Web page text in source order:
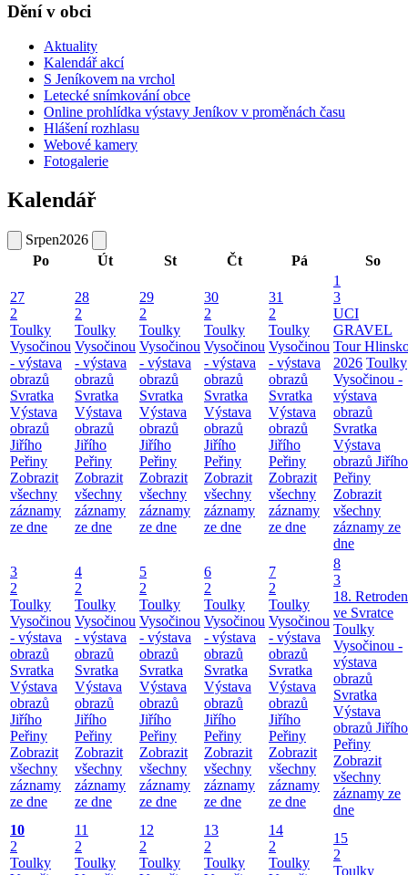
Dění v obci
Aktuality
Kalendář akcí
S Jeníkovem na vrchol
Letecké snímkování obce
Online prohlídka výstavy Jeníkov v proměnách času
Hlášení rozhlasu
Webové kamery
Fotogalerie
Kalendář
Srpen2026
Po
Út St Čt Pá So
27
2
Toulky
Vysočinou
- výstava
obrazů
Svratka
Výstava
obrazů
Jiřího
Peřiny
Zobrazit
všechny
záznamy
ze dne
28
2
Toulky
Vysočinou
- výstava
obrazů
Svratka
Výstava
obrazů
Jiřího
Peřiny
Zobrazit
všechny
záznamy
ze dne
29
2
Toulky
Vysočinou
- výstava
obrazů
Svratka
Výstava
obrazů
Jiřího
Peřiny
Zobrazit
všechny
záznamy
ze dne
30
2
Toulky
Vysočinou
- výstava
obrazů
Svratka
Výstava
obrazů
Jiřího
Peřiny
Zobrazit
všechny
záznamy
ze dne
31
2
Toulky
Vysočinou
- výstava
obrazů
Svratka
Výstava
obrazů
Jiřího
Peřiny
Zobrazit
všechny
záznamy
ze dne
1
3
UCI
GRAVEL
Tour
2026 Toulky
Vysočinou -
výstava
obrazů
Svratka
Výstava
obrazů Jiřího
Peřiny
Zobrazit
všechny
záznamy ze
dne
3
2
Toulky
Vysočinou
- výstava
obrazů
Svratka
Výstava
obrazů
Jiřího
Peřiny
Zobrazit
všechny
záznamy
ze dne
4
2
Toulky
Vysočinou
- výstava
obrazů
Svratka
Výstava
obrazů
Jiřího
Peřiny
Zobrazit
všechny
záznamy
ze dne
5
2
Toulky
Vysočinou
- výstava
obrazů
Svratka
Výstava
obrazů
Jiřího
Peřiny
Zobrazit
všechny
záznamy
ze dne
6
2
Toulky
Vysočinou
- výstava
obrazů
Svratka
Výstava
obrazů
Jiřího
Peřiny
Zobrazit
všechny
záznamy
ze dne
7
2
Toulky
Vysočinou
- výstava
obrazů
Svratka
Výstava
obrazů
Jiřího
Peřiny
Zobrazit
všechny
záznamy
ze dne
8
3
18. Retroden
ve Svratce
Toulky
Vysočinou -
výstava
obrazů
Svratka
Výstava
obrazů Jiřího
Peřiny
Zobrazit
všechny
záznamy ze
dne
10
2
Toulky
11
2
Toulky
12
2
Toulky
13
2
Toulky
14
2
Toulky
15
2
Toulky